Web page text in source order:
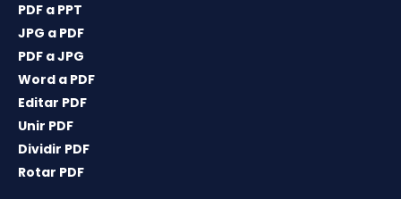
PDF a PPT
JPG a PDF
PDF a JPG
Word a PDF
Editar PDF
Unir PDF
Dividir PDF
Rotar PDF